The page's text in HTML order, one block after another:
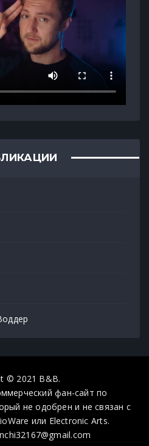
© 2021 B&B.
фан-сайт по
не одобрен и не связан с
или Electronic Arts.